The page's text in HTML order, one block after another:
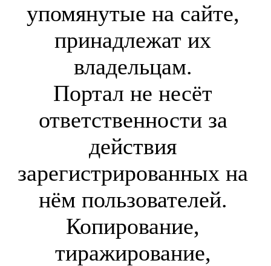
упомянутые на сайте,
принадлежат их
владельцам.
Портал не несёт
ответственности за
действия
зарегистрированных на
нём пользователей.
Копирование,
тиражирование,